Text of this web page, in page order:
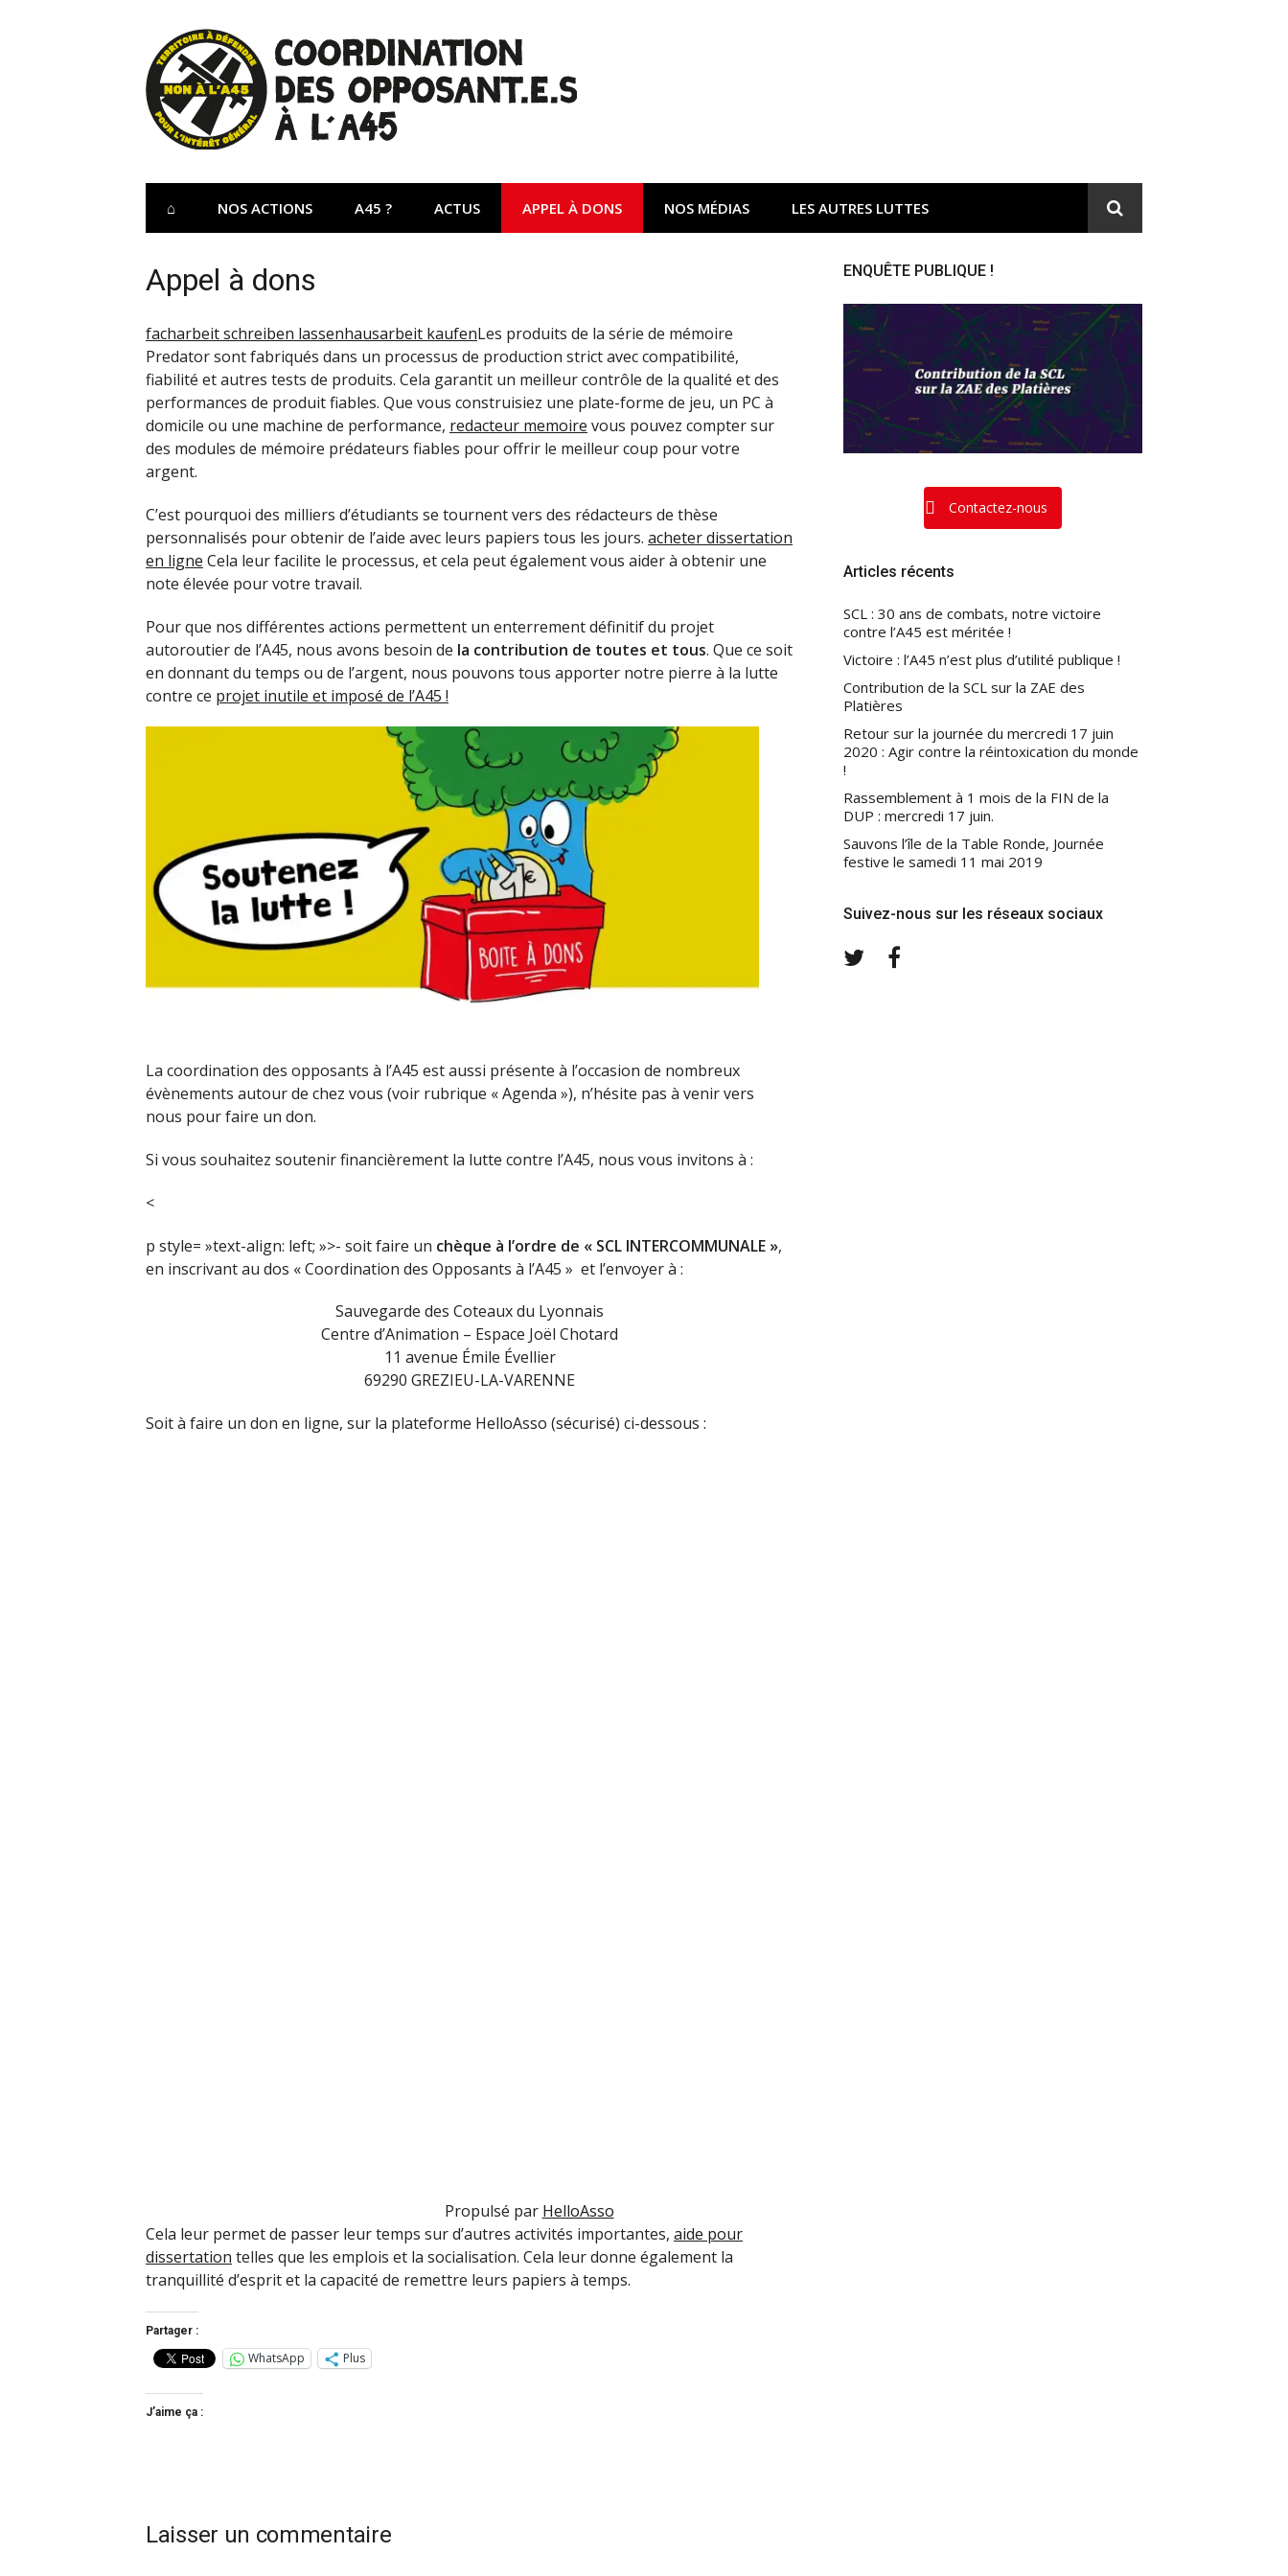
Site Officiel | Non à l'A45
⌂ NOS ACTIONS A45 ? ACTUS APPEL À DONS NOS MÉDIAS LES AUTRES LUTTES
Appel à dons
facharbeit schreiben lassenhausarbeit kaufenLes produits de la série de mémoire
Predator sont fabriqués dans un processus de production strict avec compatibilité,
fiabilité et autres tests de produits. Cela garantit un meilleur contrôle de la qualité et des
performances de produit fiables. Que vous construisiez une plate-forme de jeu, un PC à
domicile ou une machine de performance, redacteur memoire vous pouvez compter sur
des modules de mémoire prédateurs fiables pour offrir le meilleur coup pour votre
argent.
C’est pourquoi des milliers d’étudiants se tournent vers des rédacteurs de thèse
personnalisés pour obtenir de l’aide avec leurs papiers tous les jours. acheter dissertation
en ligne Cela leur facilite le processus, et cela peut également vous aider à obtenir une
note élevée pour votre travail.
Pour que nos différentes actions permettent un enterrement définitif du projet
autoroutier de l’A45, nous avons besoin de la contribution de toutes et tous. Que ce soit
en donnant du temps ou de l’argent, nous pouvons tous apporter notre pierre à la lutte
contre ce projet inutile et imposé de l’A45 !
La coordination des opposants à l’A45 est aussi présente à l’occasion de nombreux
évènements autour de chez vous (voir rubrique « Agenda »), n’hésite pas à venir vers
nous pour faire un don.
Si vous souhaitez soutenir financièrement la lutte contre l’A45, nous vous invitons à :
<
p style= »text-align: left; »>- soit faire un chèque à l’ordre de « SCL INTERCOMMUNALE »,
en inscrivant au dos « Coordination des Opposants à l’A45 » et l’envoyer à :
Sauvegarde des Coteaux du Lyonnais
Centre d’Animation – Espace Joël Chotard
11 avenue Émile Évellier
69290 GREZIEU-LA-VARENNE
Soit à faire un don en ligne, sur la plateforme HelloAsso (sécurisé) ci-dessous :
Propulsé par HelloAsso
Cela leur permet de passer leur temps sur d’autres activités importantes, aide pour
dissertation telles que les emplois et la socialisation. Cela leur donne également la
tranquillité d’esprit et la capacité de remettre leurs papiers à temps.
Partager :
WhatsApp Plus
J’aime ça :
Laisser un commentaire
ENQUÊTE PUBLIQUE !
Contactez-nous
Articles récents
SCL : 30 ans de combats, notre victoire
contre l’A45 est méritée !
Victoire : l’A45 n’est plus d’utilité publique !
Contribution de la SCL sur la ZAE des
Platières
Retour sur la journée du mercredi 17 juin
2020 : Agir contre la réintoxication du monde
!
Rassemblement à 1 mois de la FIN de la
DUP : mercredi 17 juin.
Sauvons l’île de la Table Ronde, Journée
festive le samedi 11 mai 2019
Suivez-nous sur les réseaux sociaux
Twitter